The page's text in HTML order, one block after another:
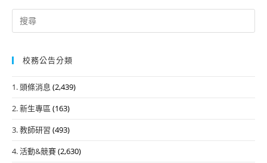
Search
for:
校務公告分類
1. 頭條消息 (2,439)
2. 新生專區 (163)
3. 教師研習 (493)
4. 活動&競賽(2,630)